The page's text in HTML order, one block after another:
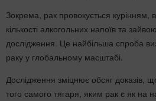
Зокрема, рак провокується курінням,
кількості алкогольних напоїв та
дослідження. Це найбільша спроба
раку у глобальному масштабі.
Дослідження зміцнює обсяг доказів,
того самого тягаря, яким рак є як на